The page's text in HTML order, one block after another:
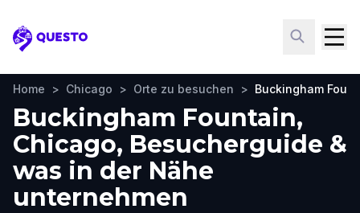
Questo
Home > Chicago > Orte zu besuchen > Buckingham
Buckingham Fountain,
Chicago, Besucherguide &
was in der Nähe
unternehmen